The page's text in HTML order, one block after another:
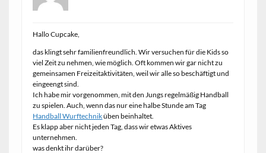
Hallo Cupcake,
das klingt sehr familienfreundlich. Wir versuchen für die Kids so
viel Zeit zu nehmen, wie möglich. Oft kommen wir gar nicht zu
gemeinsamen Freizeitaktivitäten, weil wir alle so beschäftigt und
eingeengt sind.
Ich habe mir vorgenommen, mit den Jungs regelmäßig Handball
zu spielen. Auch, wenn das nur eine halbe Stunde am Tag
Handball Wurftechniküben beinhaltet.
Es klapp aber nicht jeden Tag, dass wir etwas Aktives
unternehmen.
was denkt ihr darüber?